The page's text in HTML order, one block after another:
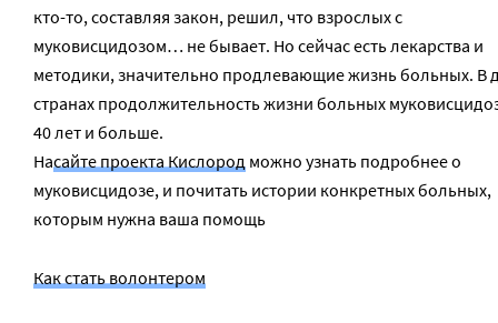
кто-то, составляя закон, решил, что взрослых с
муковисцидозом… не бывает. Но сейчас есть лекарства и
методики, значительно продлевающие жизнь больных. В
странах продолжительность жизни больных
40 лет и больше.
Насайте проекта Кислород можно узнать подробнее о
муковисцидозе, и почитать истории конкретных больных,
которым нужна ваша помощь
Как стать волонтером